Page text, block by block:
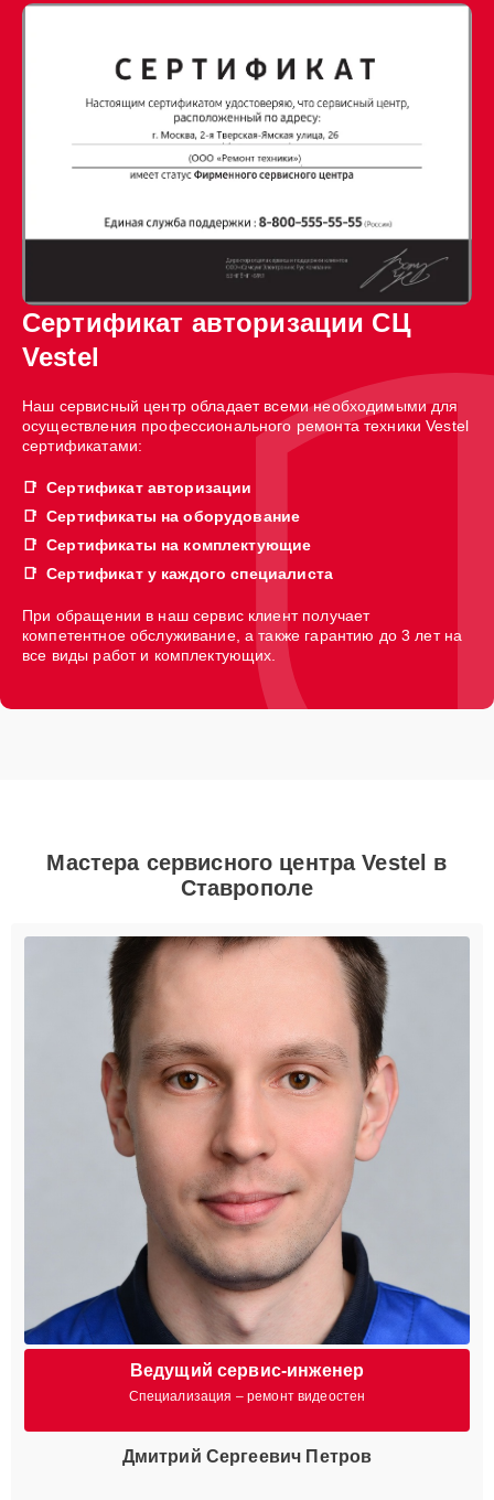
Сертификат авторизации СЦ
Vestel
Наш сервисный центр обладает всеми необходимыми для
осуществления профессионального ремонта техники Vestel
сертификатами:
Сертификат авторизации
Сертификаты на оборудование
Сертификаты на комплектующие
Сертификат у каждого специалиста
При обращении в наш сервис клиент получает
компетентное обслуживание, а также гарантию до 3 лет на
все виды работ и комплектующих.
Мастера сервисного центра Vestel в
Ставрополе
Ведущий сервис-инженер
Специализация – ремонт видеостен
Дмитрий Сергеевич Петров